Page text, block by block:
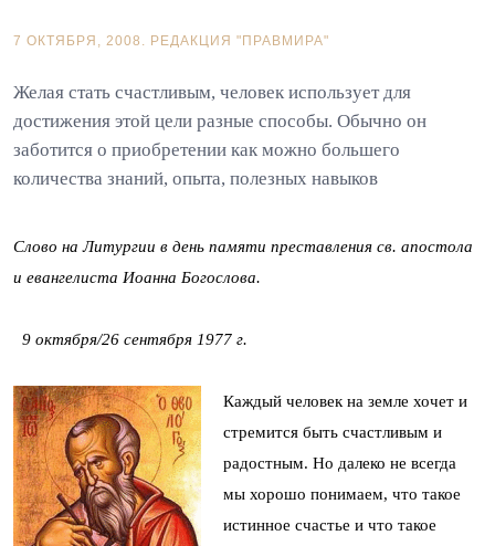
7 ОКТЯБРЯ, 2008. РЕДАКЦИЯ "ПРАВМИРА"
Желая стать счастливым, человек использует для
достижения этой цели разные способы. Обычно он
заботится о приобретении как можно большего
количества знаний, опыта, полезных навыков
Слово на Литургии в день памяти преставления св. апостола
и евангелиста Иоанна Богослова.
9 октября/26 сентября 1977 г.
Каждый человек на земле хочет и
стремится быть счастливым и
радостным. Но далеко не всегда
мы хорошо понимаем, что такое
истинное счастье и что такое